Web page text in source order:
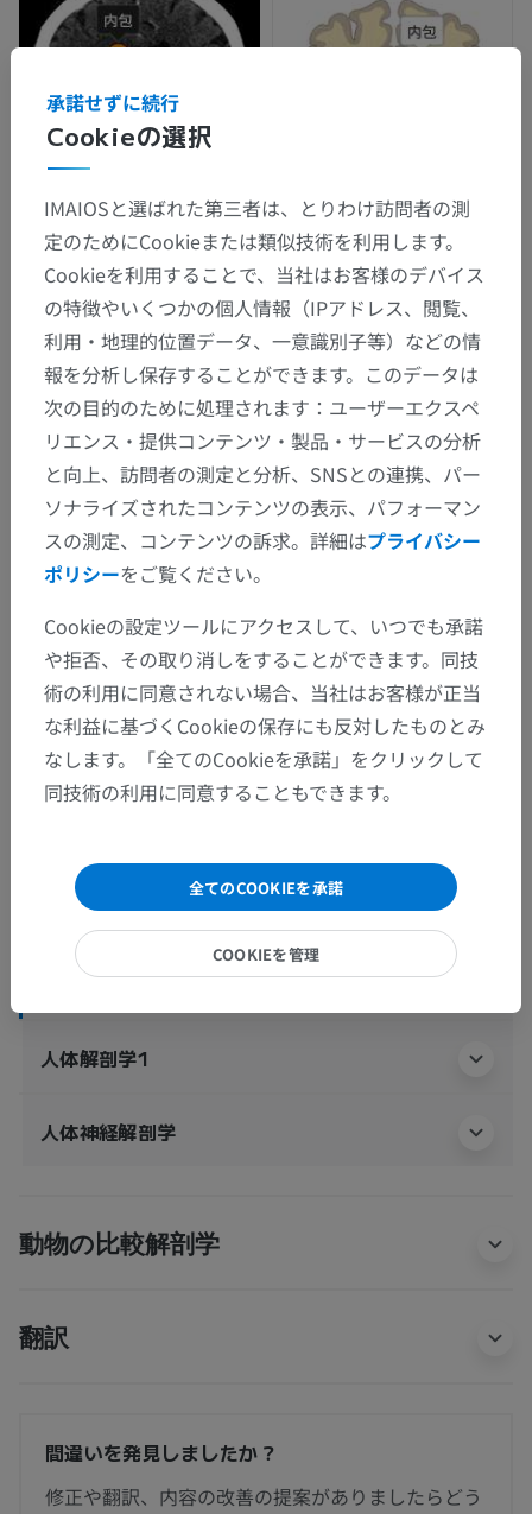
解剖学的階層
人体解剖学2
人体> 統合系> 神経系> 中枢神経系> 脳>
大脳> 終脳> 終脳白質> 内包
下位構造：
内包前脚
内包後脚
内包のレンズ核後部
内包のレンズ核下部
人体解剖学1
人体神経解剖学
動物の比較解剖学
翻訳
間違いを発見しましたか？
修正や翻訳、内容の改善の提案がありましたらどう
Cookieの選択
承諾せずに続行
IMAIOSと選ばれた第三者は、とりわけ訪問者の測
定のためにCookieまたは類似技術を利用します。
Cookieを利用することで、当社はお客様のデバイス
の特徴やいくつかの個人情報（IPアドレス、閲覧、
利用・地理的位置データ、一意識別子等）などの情
報を分析し保存することができます。このデータは
次の目的のために処理されます：ユーザーエクスペ
リエンス・提供コンテンツ・製品・サービスの分析
と向上、訪問者の測定と分析、SNSとの連携、パー
ソナライズされたコンテンツの表示、パフォーマン
スの測定、コンテンツの訴求。詳細はプライバシー
ポリシーをご覧ください。
Cookieの設定ツールにアクセスして、いつでも承諾
や拒否、その取り消しをすることができます。同技
術の利用に同意されない場合、当社はお客様が正当
な利益に基づくCookieの保存にも反対したものとみ
なします。「全てのCookieを承諾」をクリックして
同技術の利用に同意することもできます。
全てのCOOKIEを承諾
COOKIEを管理